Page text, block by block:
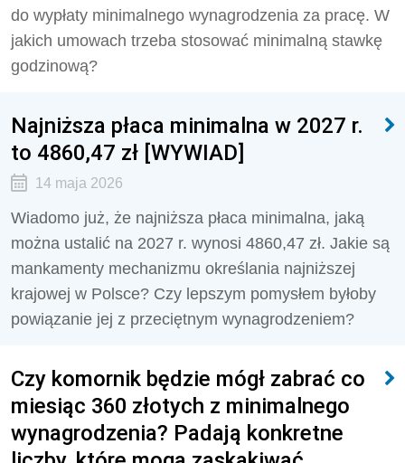
do wypłaty minimalnego wynagrodzenia za pracę. W
jakich umowach trzeba stosować minimalną stawkę
godzinową?
Najniższa płaca minimalna w 2027 r.
to 4860,47 zł [WYWIAD]
14 maja 2026
Wiadomo już, że najniższa płaca minimalna, jaką
można ustalić na 2027 r. wynosi 4860,47 zł. Jakie są
mankamenty mechanizmu określania najniższej
krajowej w Polsce? Czy lepszym pomysłem byłoby
powiązanie jej z przeciętnym wynagrodzeniem?
Czy komornik będzie mógł zabrać co
miesiąc 360 złotych z minimalnego
wynagrodzenia? Padają konkretne